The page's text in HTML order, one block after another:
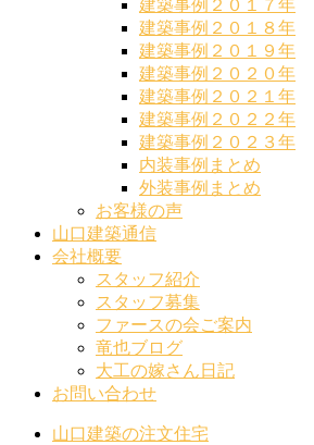
建築事例２０１７年
建築事例２０１８年
建築事例２０１９年
建築事例２０２０年
建築事例２０２１年
建築事例２０２２年
建築事例２０２３年
内装事例まとめ
外装事例まとめ
お客様の声
山口建築通信
会社概要
スタッフ紹介
スタッフ募集
ファースの会ご案内
竜也ブログ
大工の嫁さん日記
お問い合わせ
山口建築の注文住宅